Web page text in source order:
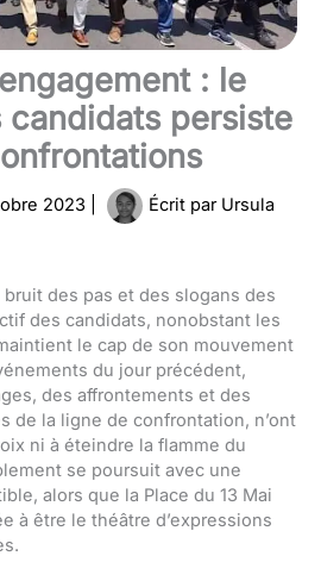
: le
persiste
2023 Écrit par Ursula
des pas et des slogans des
des candidats, nonobstant les
le cap de son mouvement
du jour précédent,
des affrontements et des
de la ligne de confrontation, n’ont
ni à éteindre la flamme du
se poursuit avec une
alors que la Place du 13 Mai
à être le théâtre d’expressions